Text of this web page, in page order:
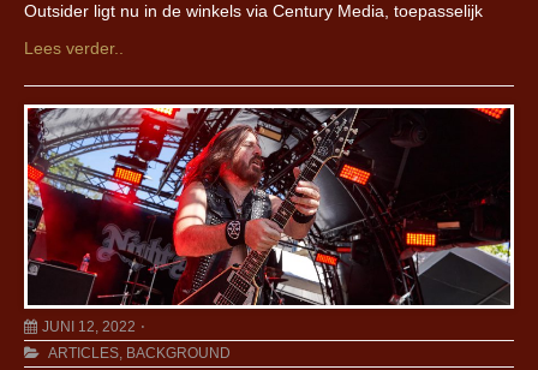
Outsider ligt nu in de winkels via Century Media, toepasselijk
Lees verder..
JUNI 12, 2022
ARTICLES, BACKGROUND